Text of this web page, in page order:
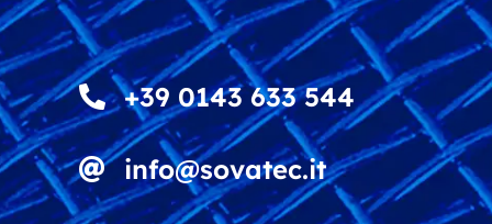
+39 0143 633 544
info@sovatec.it